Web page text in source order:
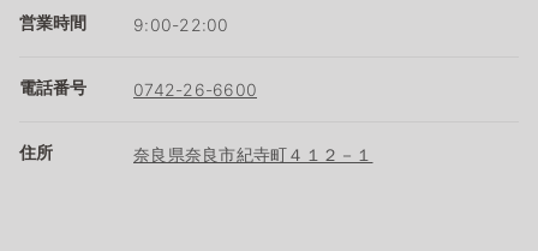
営業時間 9:00-22:00
電話番号 0742-26-6600
住所 奈良県奈良市紀寺町４１２－１